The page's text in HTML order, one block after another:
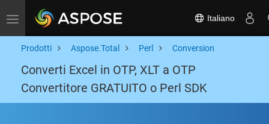
Toggle navigation Italiano
Prodotti Aspose.Total Perl Conversion
Converti Excel in OTP, XLT a OTP
Convertitore GRATUITO o Perl SDK